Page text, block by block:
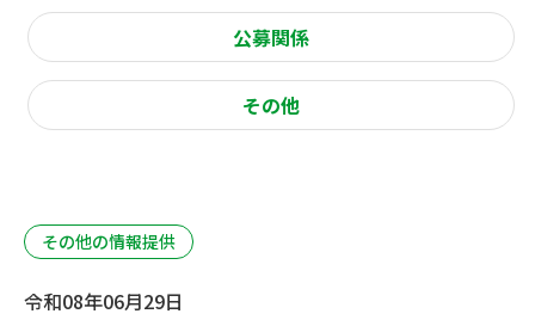
公募関係
その他
その他の情報提供
令和08年06月29日